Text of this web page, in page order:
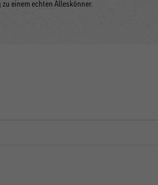
einem echten Alleskönner.